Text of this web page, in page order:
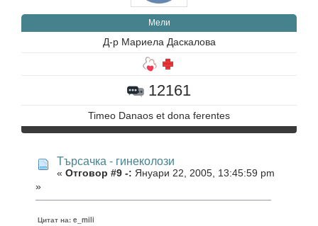
Мели
Д-р Мариела Даскалова
12161
Timeo Danaos et dona ferentes
Търсачка - гинеколози
« Отговор #9 -: Януари 22, 2005, 13:45:59 pm
»
Цитат на: e_mili